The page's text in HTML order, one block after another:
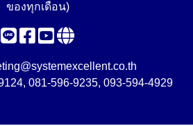
ของทุกเดือน)
, 081-596-9235, 093-594-4929